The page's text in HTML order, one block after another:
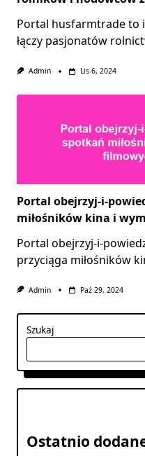
Portal husfarmtrade to
łączy pasjonatów
Admin Lis 6, 2024
Portal obejrzyj-i-
miłośników kina i
Portal obejrzyj-i-
przyciąga miłośników
Admin Paź 29, 2024
Szukaj
Ostatnio